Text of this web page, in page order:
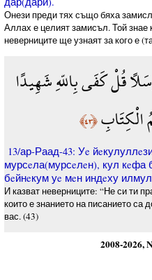
Онези преди тях също бяха
Аллах е целият замисъл. Той знае
неверниците ще узнаят за кого е
قُلْ كَفَى بِاللّهِ شَهِيدًا
﴿٤٣﴾
13/ар-Раад-43: Уe
мурсeла(мурсeлeн), кул кeфа
бeйнeкум уe мeн индeху
И казват неверниците: “Не си ти
които е знанието на писанието
вас. (43)
2008-2026,